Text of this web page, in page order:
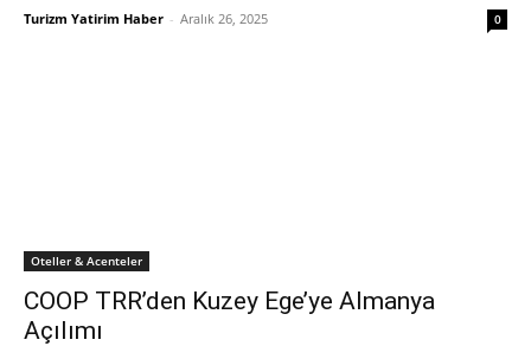
Turizm Yatirim Haber - Aralık 26, 2025 0
Oteller & Acenteler
COOP TRR’den Kuzey Ege’ye Almanya
Açılımı